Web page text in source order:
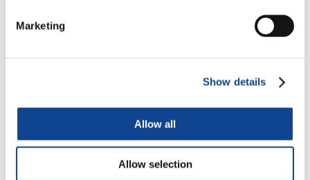
Marketing
Show details
Allow all
Allow selection